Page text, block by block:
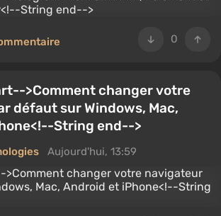
de nouveaux conseils pour
0
>Comment changer votre
défaut sur Windows, Mac,
String end-->
Aujourd'hui, 13:59